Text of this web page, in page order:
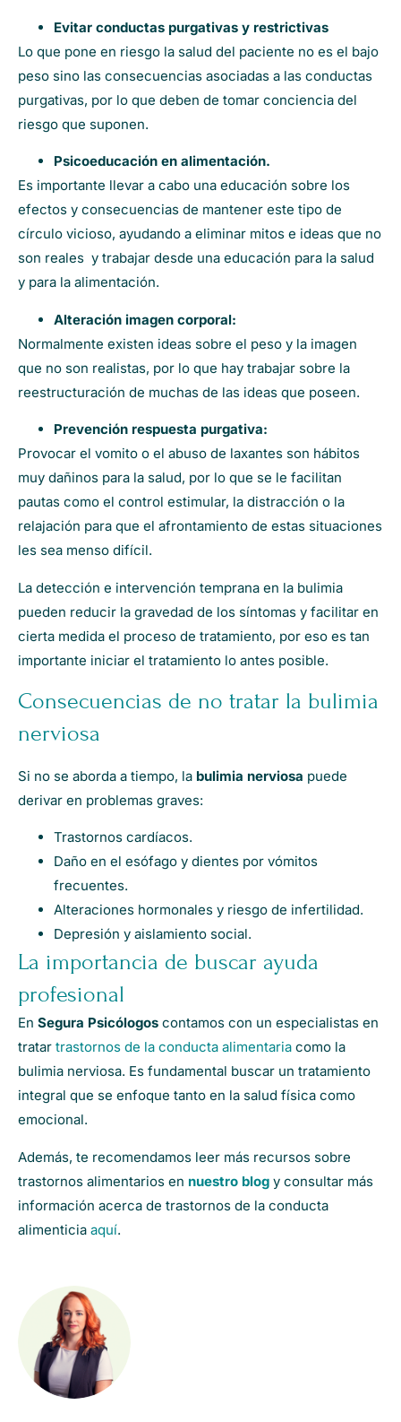
Evitar conductas purgativas y restrictivas
Lo que pone en riesgo la salud del paciente no es el bajo
peso sino las consecuencias asociadas a las conductas
purgativas, por lo que deben de tomar conciencia del
riesgo que suponen.
Psicoeducación en alimentación.
Es importante llevar a cabo una educación sobre los
efectos y consecuencias de mantener este tipo de
círculo vicioso, ayudando a eliminar mitos e ideas que no
son reales y trabajar desde una educación para la salud
y para la alimentación.
Alteración imagen corporal:
Normalmente existen ideas sobre el peso y la imagen
que no son realistas, por lo que hay trabajar sobre la
reestructuración de muchas de las ideas que poseen.
Prevención respuesta purgativa:
Provocar el vomito o el abuso de laxantes son hábitos
muy dañinos para la salud, por lo que se le facilitan
pautas como el control estimular, la distracción o la
relajación para que el afrontamiento de estas situaciones
les sea menso difícil.
La detección e intervención temprana en la bulimia
pueden reducir la gravedad de los síntomas y facilitar en
cierta medida el proceso de tratamiento, por eso es tan
importante iniciar el tratamiento lo antes posible.
Consecuencias de no tratar la bulimia
nerviosa
Si no se aborda a tiempo, la bulimia nerviosa puede
derivar en problemas graves:
Trastornos cardíacos.
Daño en el esófago y dientes por vómitos
frecuentes.
Alteraciones hormonales y riesgo de infertilidad.
Depresión y aislamiento social.
La importancia de buscar ayuda
profesional
En Segura Psicólogos contamos con un especialistas en
tratar trastornos de la conducta alimentaria como la
bulimia nerviosa. Es fundamental buscar un tratamiento
integral que se enfoque tanto en la salud física como
emocional.
Además, te recomendamos leer más recursos sobre
trastornos alimentarios en nuestro blog y consultar más
información acerca de trastornos de la conducta
alimenticia aquí.